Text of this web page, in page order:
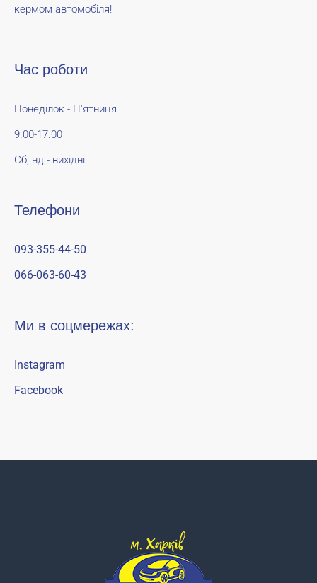
кермом автомобіля!
Час роботи
Понеділок - П'ятниця
9.00-17.00
Сб, нд - вихідні
Телефони
093-355-44-50
066-063-60-43
Ми в соцмережах:
Instagram
Facebook